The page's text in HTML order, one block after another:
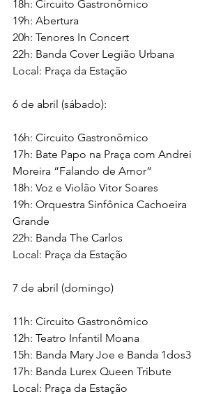
18h: Circuito Gastronômico
19h: Abertura
20h: Tenores In Concert
22h: Banda Cover Legião Urbana
Local: Praça da Estação
6 de abril (sábado):
16h: Circuito Gastronômico
17h: Bate Papo na Praça com Andrei
Moreira “Falando de Amor”
18h: Voz e Violão Vitor Soares
19h: Orquestra Sinfônica Cachoeira
Grande
22h: Banda The Carlos
Local: Praça da Estação
7 de abril (domingo)
11h: Circuito Gastronômico
12h: Teatro Infantil Moana
15h: Banda Mary Joe e Banda 1dos3
17h: Banda Lurex Queen Tribute
Local: Praça da Estação